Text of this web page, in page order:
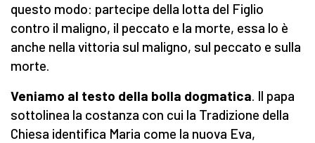
questo modo: partecipe della lotta del Figlio
contro il maligno, il peccato e la morte, essa lo è
anche nella vittoria sul maligno, sul peccato e sulla
morte.
Veniamo al testo della bolla dogmatica. Il papa
sottolinea la costanza con cui la Tradizione della
Chiesa identifica Maria come la nuova Eva,